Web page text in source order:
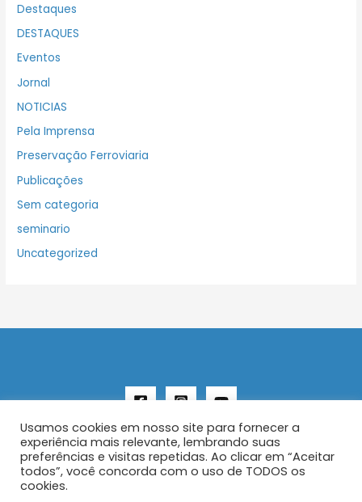
Destaques
DESTAQUES
Eventos
Jornal
NOTICIAS
Pela Imprensa
Preservação Ferroviaria
Publicações
Sem categoria
seminario
Uncategorized
Copyright © 2026 AENFER
Usamos cookies em nosso site para fornecer a
experiência mais relevante, lembrando suas
preferências e visitas repetidas. Ao clicar em “Aceitar
todos”, você concorda com o uso de TODOS os
cookies.